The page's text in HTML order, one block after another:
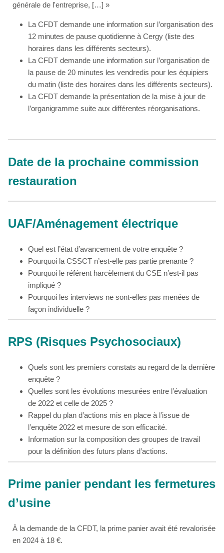
générale de l'entreprise, […] »
La CFDT demande une information sur l’organisation des
12 minutes de pause quotidienne à Cergy (liste des
horaires dans les différents secteurs).
La CFDT demande une information sur l’organisation de
la pause de 20 minutes les vendredis pour les équipiers
du matin (liste des horaires dans les différents secteurs).
La CFDT demande la présentation de la mise à jour de
l’organigramme suite aux différentes réorganisations.
Date de la prochaine commission
restauration
UAF/Aménagement électrique
Quel est l’état d’avancement de votre enquête ?
Pourquoi la CSSCT n’est-elle pas partie prenante ?
Pourquoi le référent harcèlement du CSE n’est-il pas
impliqué ?
Pourquoi les interviews ne sont-elles pas menées de
façon individuelle ?
RPS (Risques Psychosociaux)
Quels sont les premiers constats au regard de la dernière
enquête ?
Quelles sont les évolutions mesurées entre l’évaluation
de 2022 et celle de 2025 ?
Rappel du plan d’actions mis en place à l’issue de
l’enquête 2022 et mesure de son efficacité.
Information sur la composition des groupes de travail
pour la définition des futurs plans d’actions.
Prime panier pendant les fermetures
d’usine
À la demande de la CFDT, la prime panier avait été revalorisée
en 2024 à 18 €.